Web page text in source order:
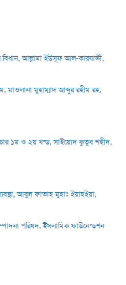
বিধান, আল্লামা ইউসূফ আল-কারযাভী,
মাওলানা মুহাম্মাদ আব্দুর রহীম রহ,
১ম ও ২য় খন্ড, সাইয়্যেদ কুতুব শহীদ,
আবুল ফাতাহ মুহাঃ ইয়াহইয়া,
পরিষদ, ইসলামিক ফাউনেন্ডশন